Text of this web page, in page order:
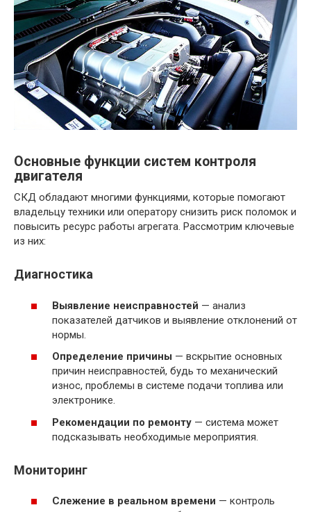
Основные функции систем контроля
двигателя
СКД обладают многими функциями, которые помогают
владельцу техники или оператору снизить риск поломок и
повысить ресурс работы агрегата. Рассмотрим ключевые
из них:
Диагностика
Выявление неисправностей — анализ
показателей датчиков и выявление отклонений от
нормы.
Определение причины — вскрытие основных
причин неисправностей, будь то механический
износ, проблемы в системе подачи топлива или
электронике.
Рекомендации по ремонту — система может
подсказывать необходимые мероприятия.
Мониторинг
Слежение в реальном времени — контроль